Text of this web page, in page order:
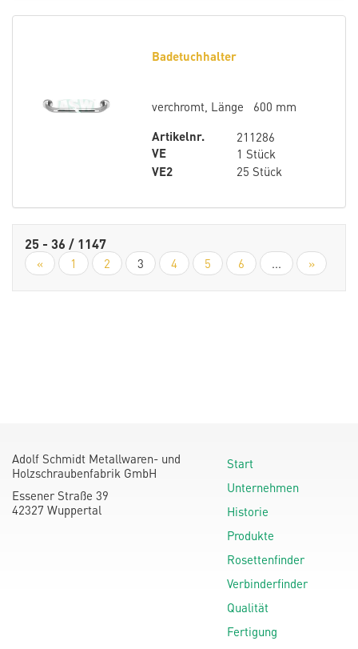
Badetuchhalter
verchromt, Länge 600 mm
Artikelnr.
211286
VE
1 Stück
VE2
25 Stück
25 - 36 / 1147
« 1 2 3 4 5 6 ... »
Adolf Schmidt Metallwaren- und
Holzschraubenfabrik GmbH
Essener Straße 39
42327 Wuppertal
Start
Unternehmen
Historie
Produkte
Rosettenfinder
Verbinderfinder
Qualität
Fertigung